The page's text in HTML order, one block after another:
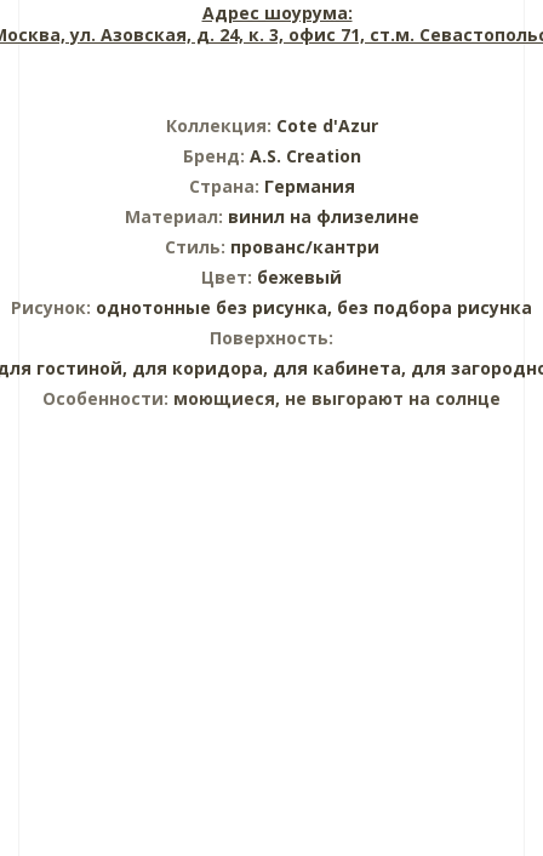
Адрес шоурума:
ул. Азовская, д. 24, к. 3, офис 71, ст.м.
Коллекция: Cote d'Azur
Бренд: A.S. Creation
Страна: Германия
Материал: винил на флизелине
Стиль: прованс/кантри
Цвет: бежевый
Рисунок: однотонные без рисунка, без подбора рисунка
Поверхность:
гостиной, для коридора, для кабинета, для
Особенности: моющиеся, не выгорают на солнце